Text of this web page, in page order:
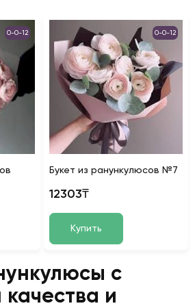
0-0-12 0-0-12
Букет из ранункулюсов №7
12303₸
Купить
с
качества и